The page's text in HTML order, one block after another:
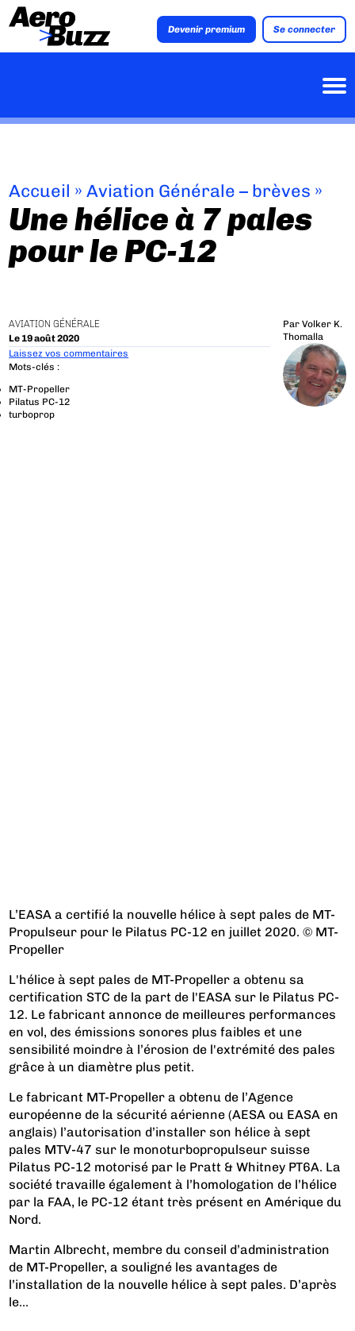
Devenir premium Se connecter
Accueil »Aviation Générale – brèves »
Une hélice à 7 pales
pour le PC-12
AVIATION GÉNÉRALE
Le 19 août 2020
Par Volker K.
Thomalla
Laissez vos commentaires
Mots-clés :
MT-Propeller
Pilatus PC-12
turboprop
L’EASA a certifié la nouvelle hélice à sept pales de MT-
Propulseur pour le Pilatus PC-12 en juillet 2020. © MT-
Propeller
L'hélice à sept pales de MT-Propeller a obtenu sa
certification STC de la part de l'EASA sur le Pilatus PC-
12. Le fabricant annonce de meilleures performances
en vol, des émissions sonores plus faibles et une
sensibilité moindre à l’érosion de l'extrémité des pales
grâce à un diamètre plus petit.
Le fabricant MT-Propeller a obtenu de l’Agence
européenne de la sécurité aérienne (AESA ou EASA en
anglais) l’autorisation d’installer son hélice à sept
pales MTV-47 sur le monoturbopropulseur suisse
Pilatus PC-12 motorisé par le Pratt & Whitney PT6A. La
société travaille également à l’homologation de l’hélice
par la FAA, le PC-12 étant très présent en Amérique du
Nord.
Martin Albrecht, membre du conseil d’administration
de MT-Propeller, a souligné les avantages de
l’installation de la nouvelle hélice à sept pales. D’après
le...